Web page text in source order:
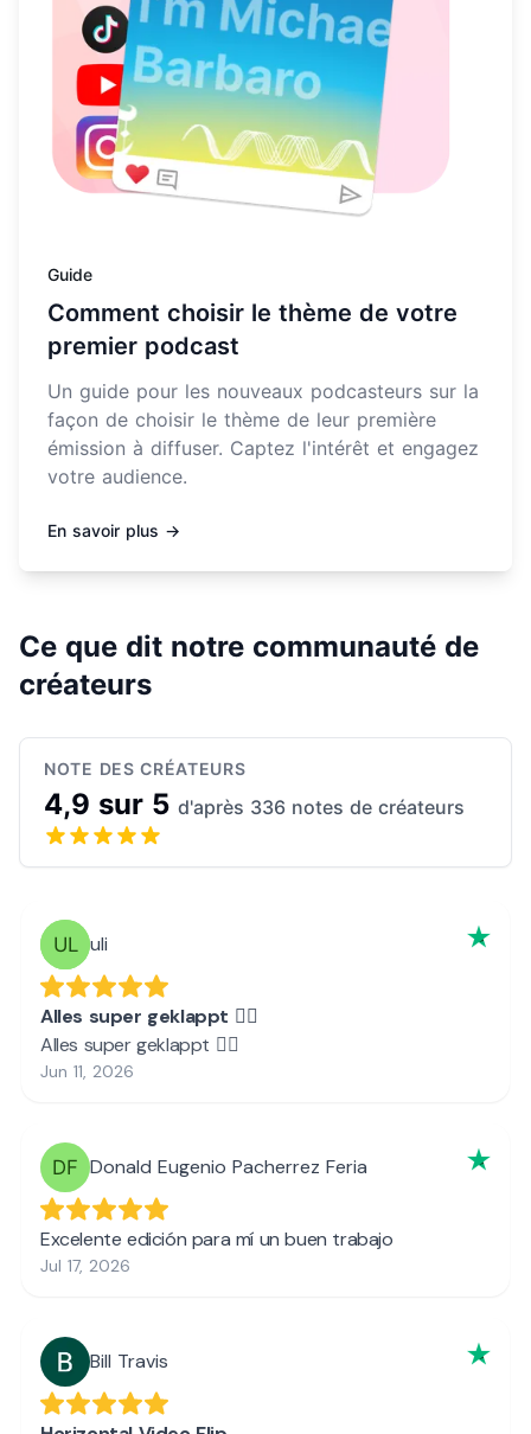
Guide
Comment choisir le thème de votre
premier podcast
Un guide pour les nouveaux podcasteurs sur la
façon de choisir le thème de leur première
émission à diffuser. Captez l'intérêt et engagez
votre audience.
En savoir plus →
Ce que dit notre communauté de
créateurs
NOTE DES CRÉATEURS
4,9 sur 5 d'après 336 notes de créateurs